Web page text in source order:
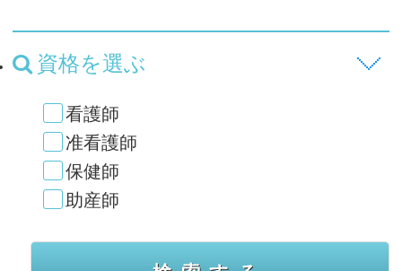
資格を選ぶ
看護師
准看護師
保健師
助産師